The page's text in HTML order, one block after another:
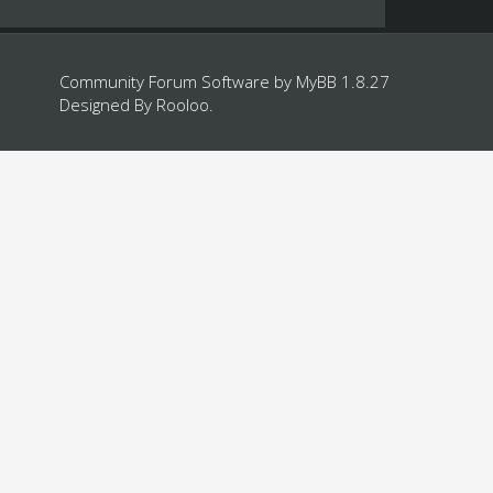
Community Forum Software by MyBB 1.8.27
Designed By Rooloo.